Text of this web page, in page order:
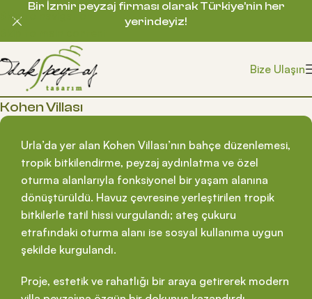
Skip to navigation
Bize Ulaşın
Kohen Villası
Urla’da yer alan Kohen Villası’nın bahçe düzenlemesi,
tropik bitkilendirme, peyzaj aydınlatma ve özel
oturma alanlarıyla fonksiyonel bir yaşam alanına
dönüştürüldü. Havuz çevresine yerleştirilen tropik
bitkilerle tatil hissi vurgulandı; ateş çukuru
etrafındaki oturma alanı ise sosyal kullanıma uygun
şekilde kurgulandı.
Proje, estetik ve rahatlığı bir araya getirerek modern
Bir İzmir peyzaj firması olarak Türkiye’nin her
yerindeyiz!